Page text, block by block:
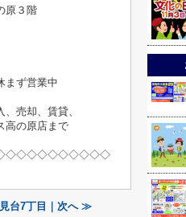
原３階
ず営業中
売却、賃貸、
高の原店まで
台7丁目｜次へ ≫